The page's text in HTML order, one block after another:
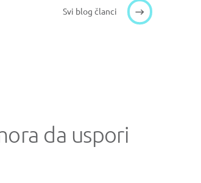
Svi blog članci
da uspori